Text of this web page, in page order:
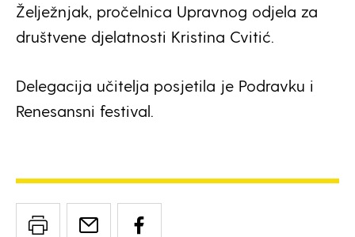
Želježnjak, pročelnica Upravnog odjela za
društvene djelatnosti Kristina Cvitić.
Delegacija učitelja posjetila je Podravku i
Renesansni festival.